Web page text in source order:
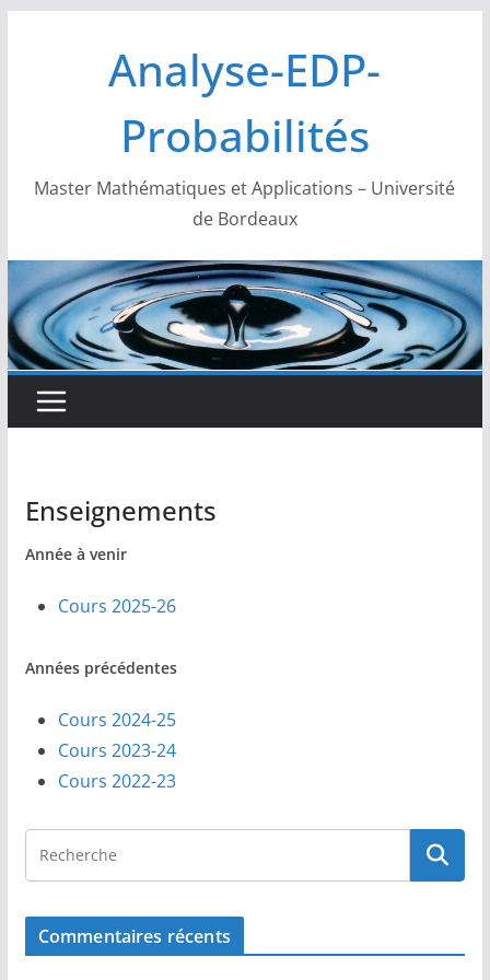
Analyse-EDP-
Probabilités
Master Mathématiques et Applications – Université
de Bordeaux
Enseignements
Année à venir
Cours 2025-26
Années précédentes
Cours 2024-25
Cours 2023-24
Cours 2022-23
Commentaires récents